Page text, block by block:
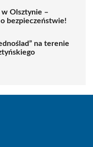
w Olsztynie –
bezpieczeństwie!
na terenie